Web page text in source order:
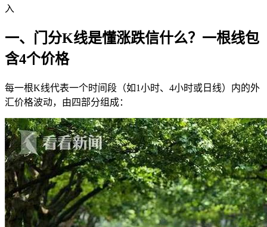
入
一、门分K线是懂涨跌信什么？一根线包
含4个价格
每一根K线代表一个时间段（如1小时、4小时或日线）内的外
汇价格波动，由四部分组成：